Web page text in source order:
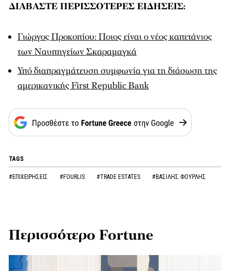
ΔΙΑΒΑΣΤΕ ΠΕΡΙΣΣΟΤΕΡΕΣ ΕΙΔΗΣΕΙΣ:
Γιώργος Προκοπίου: Ποιος είναι ο νέος καπετάνιος
των Ναυπηγείων Σκαραμαγκά
Υπό διαπραγμάτευση συμφωνία για τη διάσωση της
αμερικανικής First Republic Bank
TAGS
#ΕΠΙΧΕΙΡΗΣΕΙΣ #FOURLIS #TRADE ESTATES #ΒΑΣΙΛΗΣ ΦΟΥΡΛΗΣ
Περισσότερο Fortune